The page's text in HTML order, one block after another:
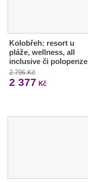
Kolobřeh: resort u
pláže, wellness, all
inclusive či polopenze
2 796 Kč
2 377 Kč